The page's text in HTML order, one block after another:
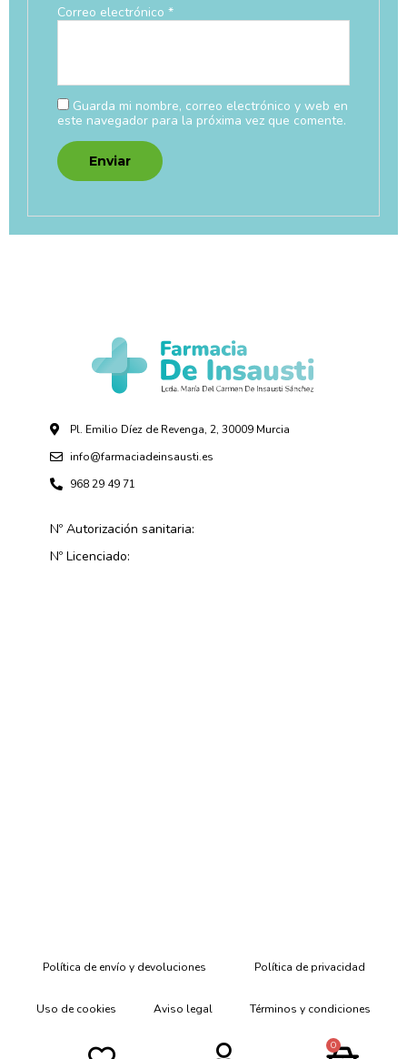
0
Correo electrónico *
Guarda mi nombre, correo electrónico y web en
este navegador para la próxima vez que comente.
Pl. Emilio Díez de Revenga, 2, 30009 Murcia
info@farmaciadeinsausti.es
968 29 49 71
Nº Autorización sanitaria:
Nº Licenciado:
Política de envío y devoluciones Política de privacidad
Uso de cookies Aviso legal Términos y condiciones
Declaración de Accesibilidad